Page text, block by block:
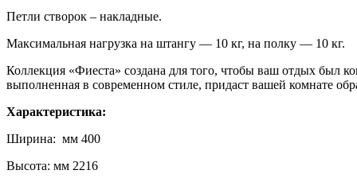
Петли створок – накладные.
Максимальная нагрузка на штангу — 10 кг, на полку — 10 кг.
Коллекция «Фиеста» создана для того, чтобы ваш отдых был
выполненная в современном стиле, придаст вашей комнате
Характеристика:
Ширина: мм 400
Высота: мм 2216